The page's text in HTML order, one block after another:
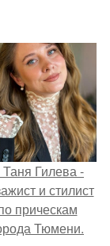
Гилева -
и стилист
прическам
Тюмени.